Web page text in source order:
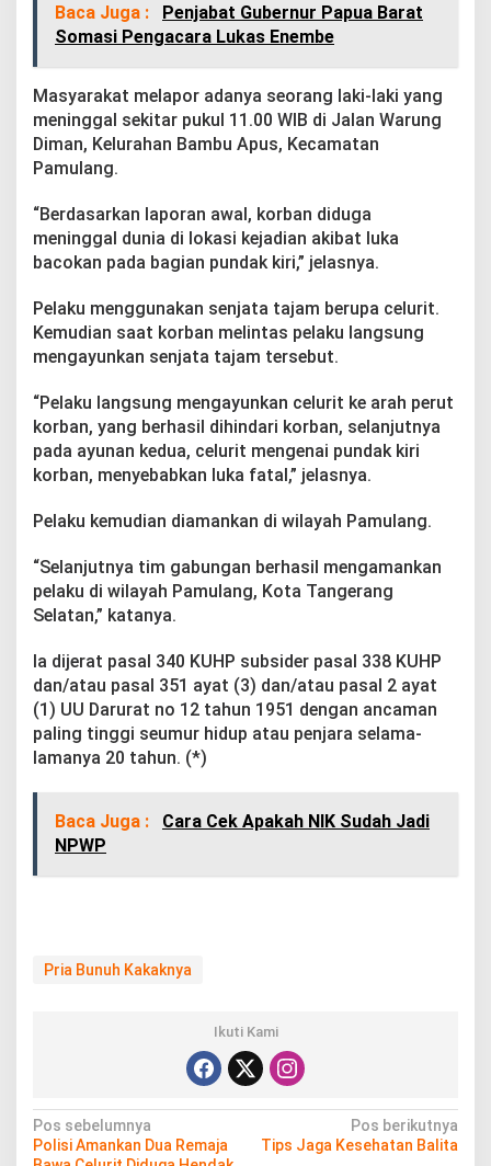
Baca Juga :
Penjabat Gubernur Papua Barat
Somasi Pengacara Lukas Enembe
Masyarakat melapor adanya seorang laki-laki yang
meninggal sekitar pukul 11.00 WIB di Jalan Warung
Diman, Kelurahan Bambu Apus, Kecamatan
Pamulang.
“Berdasarkan laporan awal, korban diduga
meninggal dunia di lokasi kejadian akibat luka
bacokan pada bagian pundak kiri,” jelasnya.
Pelaku menggunakan senjata tajam berupa celurit.
Kemudian saat korban melintas pelaku langsung
mengayunkan senjata tajam tersebut.
“Pelaku langsung mengayunkan celurit ke arah perut
korban, yang berhasil dihindari korban, selanjutnya
pada ayunan kedua, celurit mengenai pundak kiri
korban, menyebabkan luka fatal,” jelasnya.
Pelaku kemudian diamankan di wilayah Pamulang.
“Selanjutnya tim gabungan berhasil mengamankan
pelaku di wilayah Pamulang, Kota Tangerang
Selatan,” katanya.
Ia dijerat pasal 340 KUHP subsider pasal 338 KUHP
dan/atau pasal 351 ayat (3) dan/atau pasal 2 ayat
(1) UU Darurat no 12 tahun 1951 dengan ancaman
paling tinggi seumur hidup atau penjara selama-
lamanya 20 tahun. (*)
Baca Juga :
Cara Cek Apakah NIK Sudah Jadi
NPWP
Pria Bunuh Kakaknya
Ikuti Kami
N
Pos sebelumnya
Polisi Amankan Dua Remaja
Pos berikutnya
Tips Jaga Kesehatan Balita